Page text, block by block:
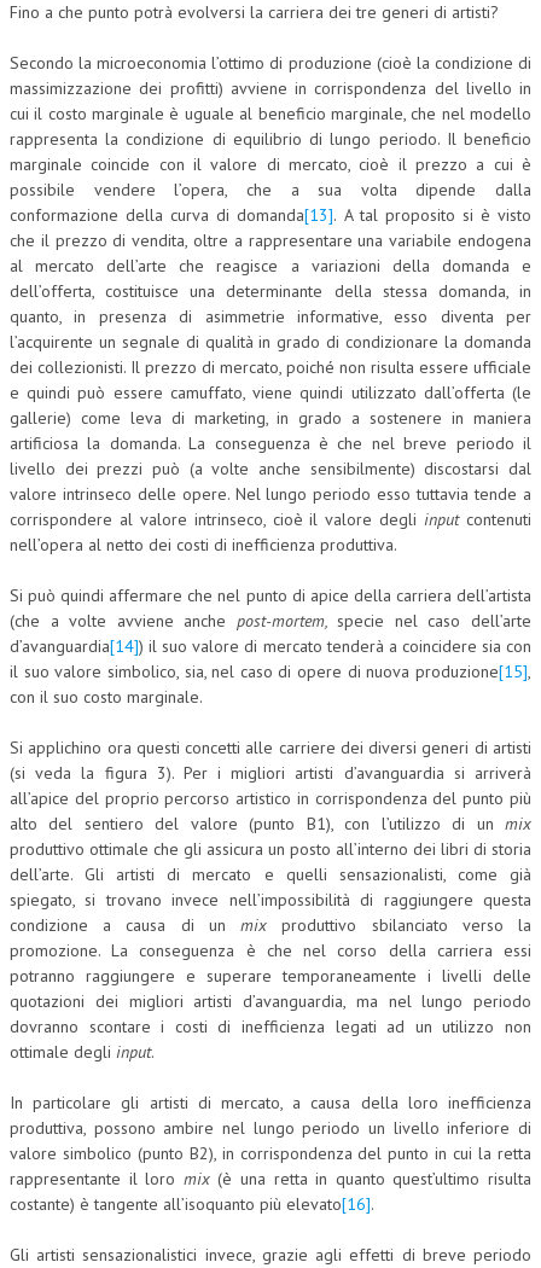
Fino a che punto potrà evolversi la carriera dei tre generi di artisti?
Secondo la microeconomia l’ottimo di produzione (cioè la condizione di
massimizzazione dei profitti) avviene in corrispondenza del livello in
cui il costo marginale è uguale al beneficio marginale, che nel modello
rappresenta la condizione di equilibrio di lungo periodo. Il beneficio
marginale coincide con il valore di mercato, cioè il prezzo a cui è
possibile vendere l’opera, che a sua volta dipende dalla
conformazione della curva di domanda[13]. A tal proposito si è visto
che il prezzo di vendita, oltre a rappresentare una variabile endogena
al mercato dell’arte che reagisce a variazioni della domanda e
dell’offerta, costituisce una determinante della stessa domanda, in
quanto, in presenza di asimmetrie informative, esso diventa per
l’acquirente un segnale di qualità in grado di condizionare la domanda
dei collezionisti. Il prezzo di mercato, poiché non risulta essere ufficiale
e quindi può essere camuffato, viene quindi utilizzato dall’offerta (le
gallerie) come leva di marketing, in grado a sostenere in maniera
artificiosa la domanda. La conseguenza è che nel breve periodo il
livello dei prezzi può (a volte anche sensibilmente) discostarsi dal
valore intrinseco delle opere. Nel lungo periodo esso tuttavia tende a
corrispondere al valore intrinseco, cioè il valore degliinputcontenuti
nell’opera al netto dei costi di inefficienza produttiva.
Si può quindi affermare che nel punto di apice della carriera dell’artista
(che a volte avviene anche post-mortem,specie nel caso dell’arte
d’avanguardia[14]) il suo valore di mercato tenderà a coincidere sia con
il suo valore simbolico, sia, nel caso di opere di nuova produzione[15],
con il suo costo marginale.
Si applichino ora questi concetti alle carriere dei diversi generi di artisti
(si veda la figura 3). Per i migliori artisti d’avanguardia si arriverà
all’apice del proprio percorso artistico in corrispondenza del punto più
alto del sentiero del valore (punto B1), con l’utilizzo di un mix
produttivo ottimale che gli assicura un posto all’interno dei libri di storia
dell’arte. Gli artisti di mercato e quelli sensazionalisti, come già
spiegato, si trovano invece nell’impossibilità di raggiungere questa
condizione a causa di unmix produttivo sbilanciato verso la
promozione. La conseguenza è che nel corso della carriera essi
potranno raggiungere e superare temporaneamente i livelli delle
quotazioni dei migliori artisti d’avanguardia, ma nel lungo periodo
dovranno scontare i costi di inefficienza legati ad un utilizzo non
ottimale degli input.
In particolare gli artisti di mercato, a causa della loro inefficienza
produttiva, possono ambire nel lungo periodo un livello inferiore di
valore simbolico (punto B2), in corrispondenza del punto in cui la retta
rappresentante il loro mix(è una retta in quanto quest’ultimo risulta
costante) è tangente all’isoquanto più elevato[16].
Gli artisti sensazionalistici invece, grazie agli effetti di breve periodo